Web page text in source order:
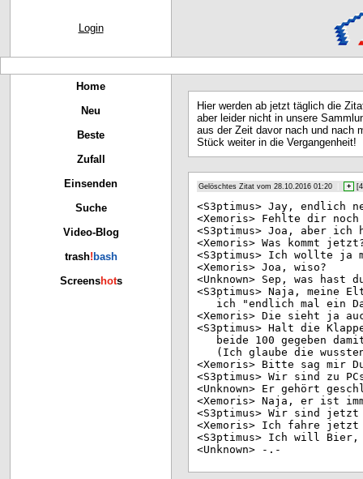
Login
Home
Neu
Beste
Zufall
Einsenden
Suche
Video-Blog
trash! bash
Screenshots
Hier werden ab jetzt täglich die
aber leider nicht in unsere
aus der Zeit davor nach und nach
Stück weiter in die Vergangenheit!
Gelöschtes Zitat vom 28.10.2016 01:20 + [
<S3ptimus> Jay, endlich ne
<Xemoris> Fehlte dir noch
<S3ptimus> Joa, aber ich
<Xemoris> Was kommt
<S3ptimus> Ich wollte ja
<Xemoris> Joa, wiso?
<Un known> Sep, was hast
<S3ptimus> Naja, meine
ich "endlich mal ein
<Xemoris> Die sieht ja
<S3ptimus> Halt die
beide 100 gegeben
(Ich glaube die
<Xemoris> Bitte sag mir
<S3ptimus> Wir sind zu
<Un known> Er gehört
<Xemoris> Naja, er ist
<S3ptimus> Wir sind jetzt
<Xemoris> Ich fahre jetzt
<S3ptimus> Ich will Bier,
<Un known> -.-